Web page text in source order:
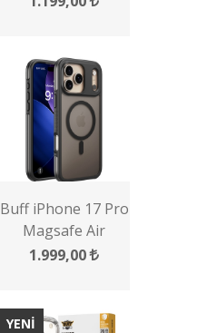
Buff iPhone 17 Pro
Magsafe Air
Bumper Kılıf
1.999,00
YENİ